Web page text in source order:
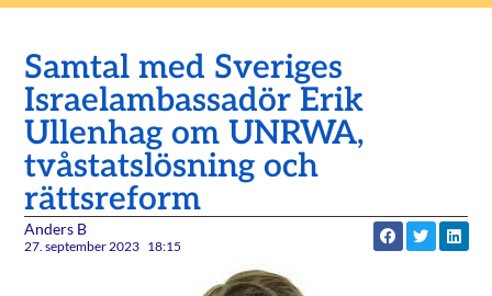
Samtal med Sveriges
Israelambassadör Erik
Ullenhag om UNRWA,
tvåstatslösning och
rättsreform
Anders B
27. september 2023 18:15